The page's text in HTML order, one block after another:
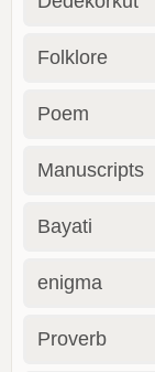
Folklore
Poem
Manuscripts
Bayati
enigma
Proverb